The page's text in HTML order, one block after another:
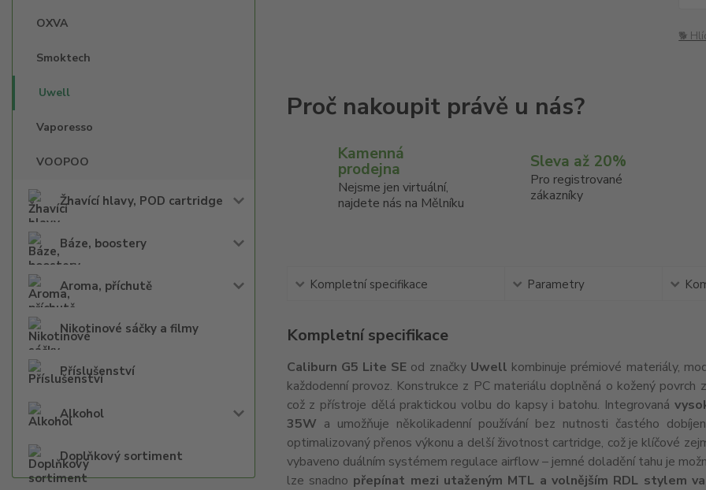
OXVA
Smoktech
Uwell
Vaporesso
VOOPOO
Žhavící hlavy, POD cartridge
Báze, boostery
Aroma, příchutě
Nikotinové sáčky a filmy
Příslušenství
Alkohol
Doplňkový sortiment
🐕
Kamenná
prodejna
Nejsme jen virtuální,
najdete nás na Mělníku
Sleva až 20%
Pro registrované
zákazníky
Kompletní specifikace Parametry
Kompletní specifikace
Caliburn G5 Lite SE od značky Uwell kombinuje prémiové materiály,
každodenní provoz. Konstrukce z PC materiálu doplněná o kožený
což z přístroje dělá praktickou volbu do kapsy i batohu. Integrovaná
35W a umožňuje několikadenní používání bez nutnosti častého
optimalizovaný přenos výkonu a delší životnost cartridge, což je klíčové
vybaveno duálním systémem regulace airflow – jemné doladění tahu je
lze snadno přepínat mezi utaženým MTL a volnějším RDL stylem